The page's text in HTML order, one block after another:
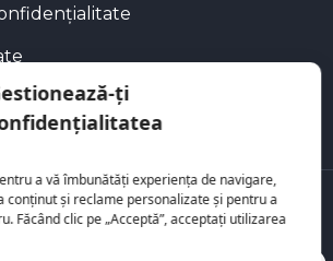
ți
a vă îmbunătăți experiența de navigare,
conținut și reclame personalizate și pentru a
Făcând clic pe „Acceptă”, acceptați utilizarea
se regăsesc peAutoFlux